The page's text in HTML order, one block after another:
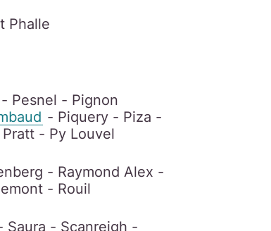
Phalle
Pesnel - Pignon
- Piquery - Piza -
- Py Louvel
- Raymond Alex -
- Rouil
Saura - Scanreigh -